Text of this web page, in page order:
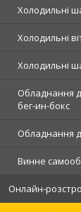
Холодильні
Холодильні
Холодильні
Обладнання
бег-ин-бокс
Обладнання
Винне
Онлайн-